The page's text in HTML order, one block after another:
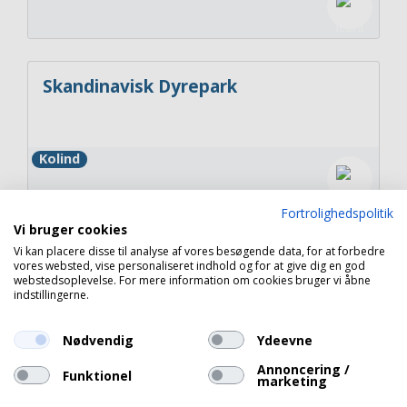
Skandinavisk Dyrepark
Kolind
Kattegatcentret - et hav af
oplevelser
Grenaa
Fortrolighedspolitik
Vi bruger cookies
Vi kan placere disse til analyse af vores besøgende data, for at forbedre
vores websted, vise personaliseret indhold og for at give dig en god
webstedsoplevelse. For mere information om cookies bruger vi åbne
indstillingerne.
Nødvendig Ydeevne
Funktionel Annoncering /
marketing